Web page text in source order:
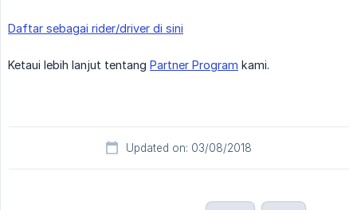
Daftar sebagai rider/driver di sini
Ketaui lebih lanjut tentang Partner Program kami.
Updated on: 03/08/2018